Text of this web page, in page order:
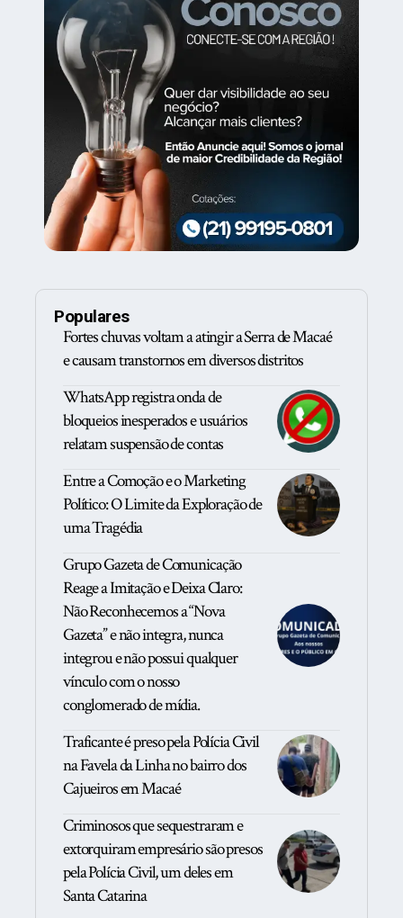
Populares
Fortes chuvas voltam a atingir a Serra de Macaé
e causam transtornos em diversos distritos
WhatsApp registra onda de
bloqueios inesperados e usuários
relatam suspensão de contas
Entre a Comoção e o Marketing
Político: O Limite da Exploração de
uma Tragédia
Grupo Gazeta de Comunicação
Reage a Imitação e Deixa Claro:
Não Reconhecemos a “Nova
Gazeta” e não integra, nunca
integrou e não possui qualquer
vínculo com o nosso
conglomerado de mídia.
Traficante é preso pela Polícia Civil
na Favela da Linha no bairro dos
Cajueiros em Macaé
Criminosos que sequestraram e
extorquiram empresário são presos
pela Polícia Civil, um deles em
Santa Catarina